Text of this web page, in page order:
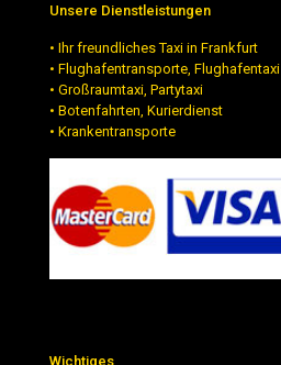
Unsere Dienstleistungen
• Ihr freundliches Taxi in Frankfurt
• Flughafentransporte, Flughafentaxi
• Großraumtaxi, Partytaxi
• Botenfahrten, Kurierdienst
• Krankentransporte
Wichtiges